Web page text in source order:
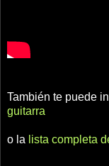
También te puede
guitarra
o la lista completa